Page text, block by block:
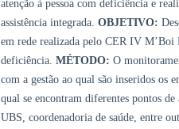
atenção à pessoa com deficiência e
assistência integrada. OBJETIVO:
em rede realizada pelo CER IV M’Boi
deficiência. MÉTODO: O
com a gestão ao qual são inseridos os
qual se encontram diferentes pontos
UBS, coordenadoria de saúde, entre